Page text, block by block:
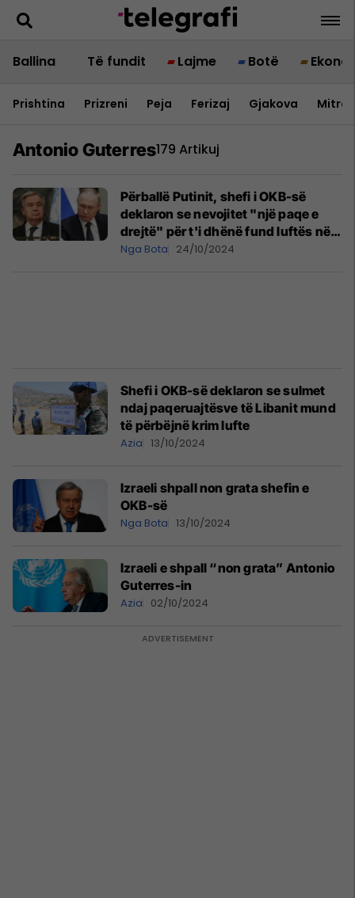
Ballina Të fundit Lajme Botë
Prishtina Prizreni Peja Ferizaj Gjakova
Antonio Guterres179 Artikuj
Përballë Putinit, shefi i OKB-së
deklaron se nevojitet "një paqe e
drejtë" për t'i dhënë fund luftës në
Ukrainë
Nga Bota 24/10/2024
Shefi i OKB-së deklaron se sulmet
ndaj paqeruajtësve të Libanit mund
të përbëjnë krim lufte
Azia 13/10/2024
Izraeli shpall non grata shefin e
OKB-së
Nga Bota 13/10/2024
Izraeli e shpall “non grata” Antonio
Guterres-in
Azia 02/10/2024